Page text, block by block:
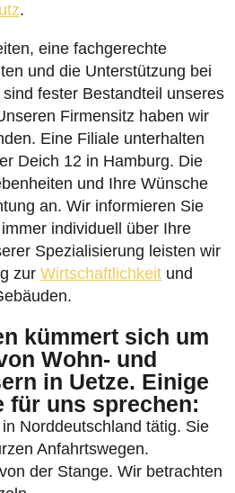
.
eine fachgerechte
und die Unterstützung bei
sind fester Bestandteil unseres
Firmensitz haben wir
Eine Filiale unterhalten
Deich 12 in Hamburg. Die
und Ihre Wünsche
an. Wir informieren Sie
individuell über Ihre
Spezialisierung leisten wir
zur Wirtschaftlichkeit und
kümmert sich um
Wohn- und
in Uetze. Einige
für uns sprechen:
Norddeutschland tätig. Sie
Anfahrtswegen.
der Stange. Wir betrachten